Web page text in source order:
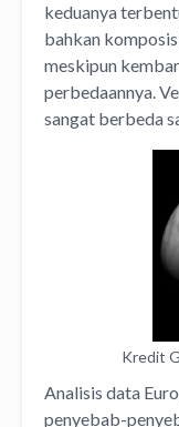
keduanya
bahkan
meskipun
perbedaannya.
sangat berbeda
Kredit
Analisis data
penyebab-